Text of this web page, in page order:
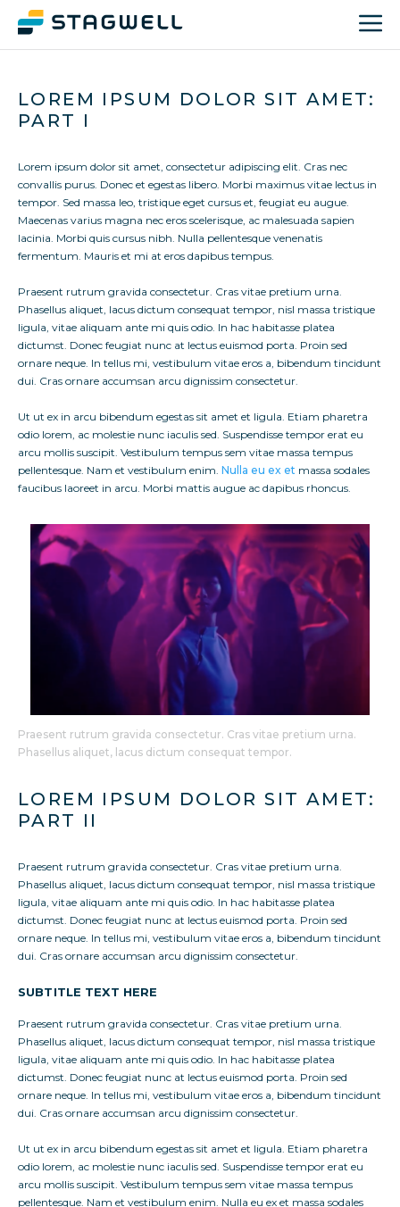
LOREM IPSUM DOLOR SIT AMET:
PART I
Lorem ipsum dolor sit amet, consectetur adipiscing elit. Cras nec
convallis purus. Donec et egestas libero. Morbi maximus vitae lectus in
tempor. Sed massa leo, tristique eget cursus et, feugiat eu augue.
Maecenas varius magna nec eros scelerisque, ac malesuada sapien
lacinia. Morbi quis cursus nibh. Nulla pellentesque venenatis
fermentum. Mauris et mi at eros dapibus tempus.
Praesent rutrum gravida consectetur. Cras vitae pretium urna.
Phasellus aliquet, lacus dictum consequat tempor, nisl massa tristique
ligula, vitae aliquam ante mi quis odio. In hac habitasse platea
dictumst. Donec feugiat nunc at lectus euismod porta. Proin sed
ornare neque. In tellus mi, vestibulum vitae eros a, bibendum tincidunt
dui. Cras ornare accumsan arcu dignissim consectetur.
Ut ut ex in arcu bibendum egestas sit amet et ligula. Etiam pharetra
odio lorem, ac molestie nunc iaculis sed. Suspendisse tempor erat eu
arcu mollis suscipit. Vestibulum tempus sem vitae massa tempus
pellentesque. Nam et vestibulum enim. Nulla eu ex et massa sodales
faucibus laoreet in arcu. Morbi mattis augue ac dapibus rhoncus.
Praesent rutrum gravida consectetur. Cras vitae pretium urna.
Phasellus aliquet, lacus dictum consequat tempor.
LOREM IPSUM DOLOR SIT AMET:
PART II
Praesent rutrum gravida consectetur. Cras vitae pretium urna.
Phasellus aliquet, lacus dictum consequat tempor, nisl massa tristique
ligula, vitae aliquam ante mi quis odio. In hac habitasse platea
dictumst. Donec feugiat nunc at lectus euismod porta. Proin sed
ornare neque. In tellus mi, vestibulum vitae eros a, bibendum tincidunt
dui. Cras ornare accumsan arcu dignissim consectetur.
SUBTITLE TEXT HERE
Praesent rutrum gravida consectetur. Cras vitae pretium urna.
Phasellus aliquet, lacus dictum consequat tempor, nisl massa tristique
ligula, vitae aliquam ante mi quis odio. In hac habitasse platea
dictumst. Donec feugiat nunc at lectus euismod porta. Proin sed
ornare neque. In tellus mi, vestibulum vitae eros a, bibendum tincidunt
dui. Cras ornare accumsan arcu dignissim consectetur.
Ut ut ex in arcu bibendum egestas sit amet et ligula. Etiam pharetra
odio lorem, ac molestie nunc iaculis sed. Suspendisse tempor erat eu
arcu mollis suscipit. Vestibulum tempus sem vitae massa tempus
pellentesque. Nam et vestibulum enim. Nulla eu ex et massa sodales